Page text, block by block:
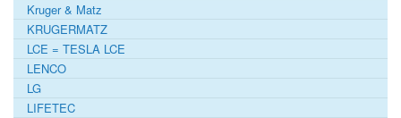
Kruger & Matz
KRUGERMATZ
LCE = TESLA LCE
LENCO
LG
LIFETEC